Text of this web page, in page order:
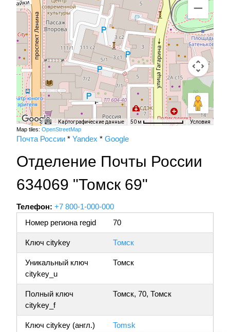
Картографические данные 50 м Условия
Map tiles: OpenStreetMap
Почта России * Yandex * Google
Отделение Почты России
634069 "Томск 69"
Телефон: +7 800-1-000-000
Номер региона regid
70
Ключ citykey Томск
Уникальный ключ
citykey_u
Томск
Полный ключ
citykey_f
Томск, 70, Томск
Ключ citykey (англ.) Tomsk